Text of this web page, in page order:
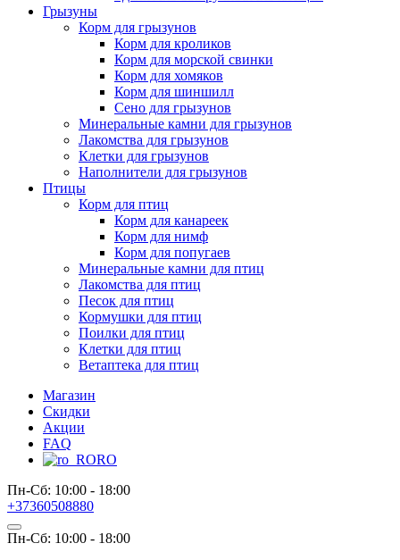
Грызуны
Корм для грызунов
Корм для кроликов
Корм для морской свинки
Корм для хомяков
Корм для шиншилл
Сено для грызунов
Минеральные камни для грызунов
Лакомства для грызунов
Клетки для грызунов
Наполнители для грызунов
Птицы
Корм для птиц
Корм для канареек
Корм для нимф
Корм для попугаев
Минеральные камни для птиц
Лакомства для птиц
Песок для птиц
Кормушки для птиц
Поилки для птиц
Клетки для птиц
Ветаптека для птиц
Магазин
Скидки
Акции
FAQ
RO
Пн-Сб: 10:00 - 18:00
+37360508880
Пн-Сб: 10:00 - 18:00